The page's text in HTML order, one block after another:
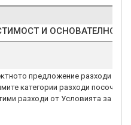
И ОСНОВАТЕЛНОСТ
предложение разходи
категории разходи посочени
разходи от Условията за